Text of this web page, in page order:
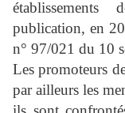
publication, en
n° 97/021 du 10
Les promoteurs
par ailleurs les